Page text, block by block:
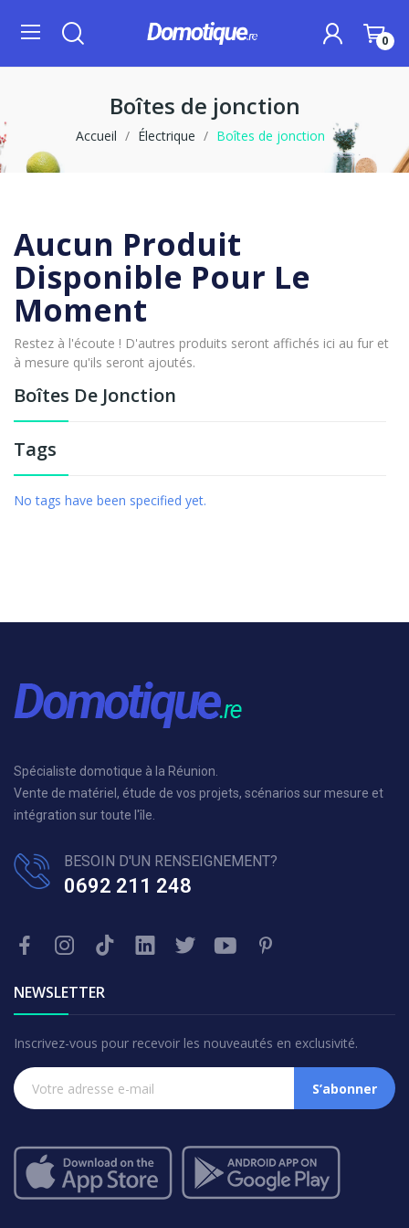
0
Boîtes de jonction
Accueil Électrique Boîtes de jonction
Boîtes De Jonction
Tags
No tags have been specified yet.
Aucun Produit
Disponible Pour Le
Moment
Restez à l'écoute ! D'autres produits seront affichés ici au fur et
à mesure qu'ils seront ajoutés.
Spécialiste domotique à la Réunion.
Vente de matériel, étude de vos projets, scénarios sur mesure et
intégration sur toute l'île.
BESOIN D'UN RENSEIGNEMENT?
0692 211 248
NEWSLETTER
Inscrivez-vous pour recevoir les nouveautés en exclusivité.
S’abonner